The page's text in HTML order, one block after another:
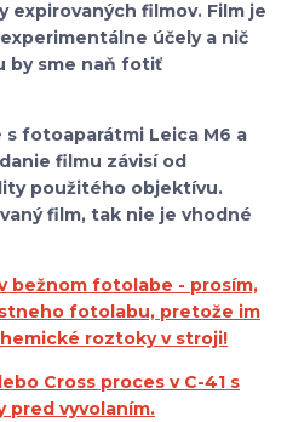
filmov. Film je
účely a nič
by sme naň fotiť
fotoaparátmi Leica M6 a
filmu závisí od
použitého objektívu.
film, tak nie je vhodné
bežnom fotolabe - prosím,
fotolabu, pretože im
roztoky v stroji!
Cross proces v C-41 s
pred vyvolaním.